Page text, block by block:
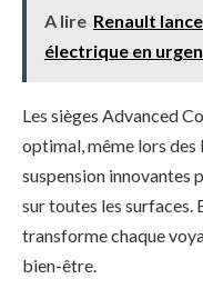
A lire Renault
électrique en
Les sièges Advanced
optimal, même lors
suspension innovantes
sur toutes les surfaces.
transforme chaque
bien-être.